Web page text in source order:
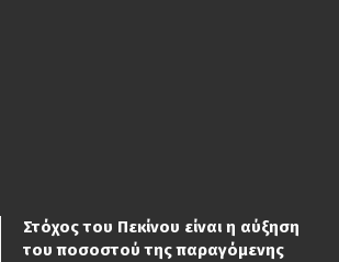
Στόχος του Πεκίνου είναι η αύξηση
του ποσοστού της παραγόμενης